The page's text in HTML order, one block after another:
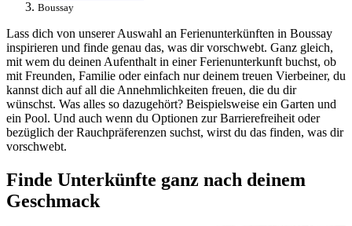
Boussay
Lass dich von unserer Auswahl an Ferienunterkünften in Boussay
inspirieren und finde genau das, was dir vorschwebt. Ganz gleich,
mit wem du deinen Aufenthalt in einer Ferienunterkunft buchst, ob
mit Freunden, Familie oder einfach nur deinem treuen Vierbeiner, du
kannst dich auf all die Annehmlichkeiten freuen, die du dir
wünschst. Was alles so dazugehört? Beispielsweise ein Garten und
ein Pool. Und auch wenn du Optionen zur Barrierefreiheit oder
bezüglich der Rauchpräferenzen suchst, wirst du das finden, was dir
vorschwebt.
Finde Unterkünfte ganz nach deinem
Geschmack